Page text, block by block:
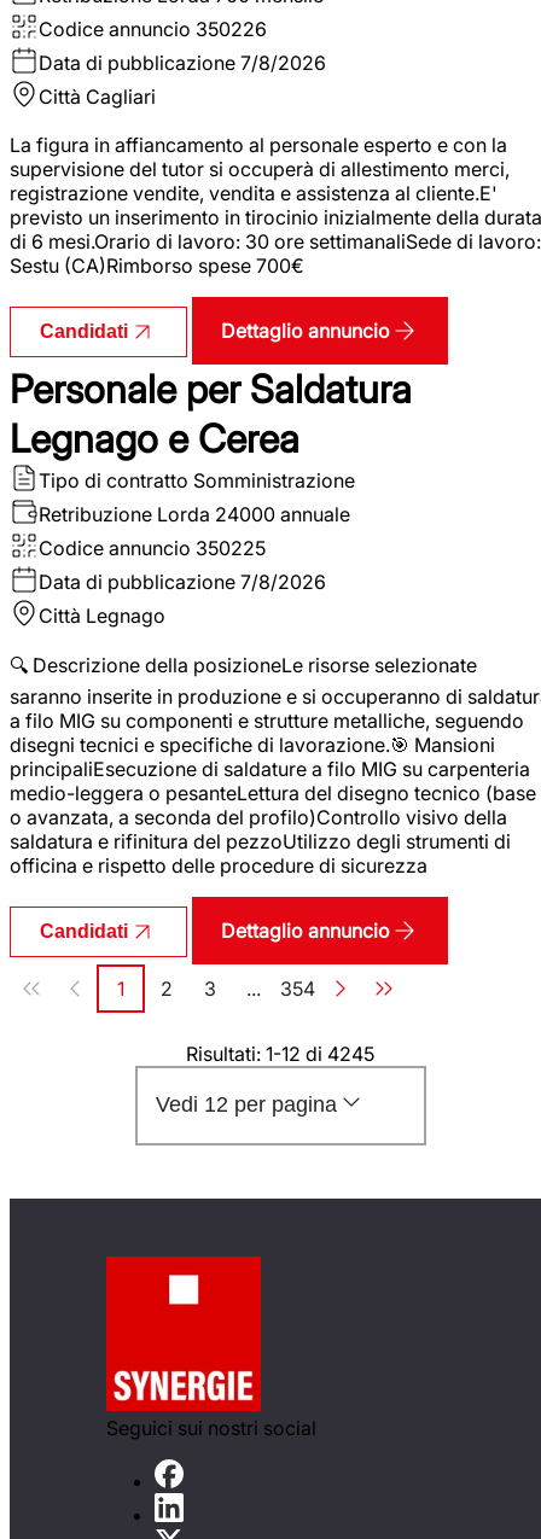
Codice annuncio 350226
Data di pubblicazione 7/8/2026
Città Cagliari
La figura in affiancamento al personale esperto e con la
supervisione del tutor si occuperà di allestimento merci,
registrazione vendite, vendita e assistenza al cliente.E'
previsto un inserimento in tirocinio inizialmente della durata
di 6 mesi.Orario di lavoro: 30 ore settimanaliSede di lavoro:
Sestu (CA)Rimborso spese 700€
Candidati Dettaglio annuncio
Personale per Saldatura
Legnago e Cerea
Tipo di contratto Somministrazione
Retribuzione Lorda 24000 annuale
Codice annuncio 350225
Data di pubblicazione 7/8/2026
Città Legnago
🔍 Descrizione della posizioneLe risorse selezionate
saranno inserite in produzione e si occuperanno di
a filo MIG su componenti e strutture metalliche, seguendo
disegni tecnici e specifiche di lavorazione.🎯 Mansioni
principaliEsecuzione di saldature a filo MIG su carpenteria
medio-leggera o pesanteLettura del disegno tecnico (base
o avanzata, a seconda del profilo)Controllo visivo della
saldatura e rifinitura del pezzoUtilizzo degli strumenti di
officina e rispetto delle procedure di sicurezza
Candidati Dettaglio annuncio
Paginazione
Pagina
1 Pagina
2 Pagina
3 ... Pagina
354
Risultati: 1-12 di 4245
Vedi 12 per pagina
Seguici sui nostri social